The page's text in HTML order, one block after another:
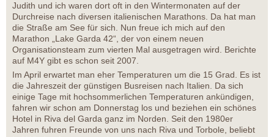
Judith und ich waren dort oft in den Wintermonaten auf der
Durchreise nach diversen italienischen Marathons. Da hat man
die Straße am See für sich. Nun freue ich mich auf den
Marathon „Lake Garda 42“, der von einem neuen
Organisationsteam zum vierten Mal ausgetragen wird. Berichte
auf M4Y gibt es schon seit 2007.
Im April erwartet man eher Temperaturen um die 15 Grad. Es ist
die Jahreszeit der günstigen Busreisen nach Italien. Da sich
einige Tage mit hochsommerlichen Temperaturen ankündigen,
fahren wir schon am Donnerstag los und beziehen ein schönes
Hotel in Riva del Garda ganz im Norden. Seit den 1980er
Jahren fuhren Freunde von uns nach Riva und Torbole, beliebt